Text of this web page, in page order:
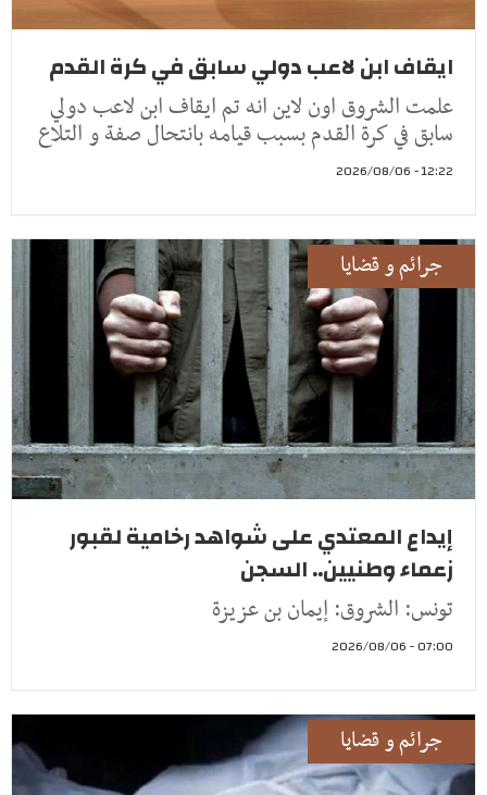
ايقاف ابن لاعب دولي سابق في كرة القدم
علمت الشروق اون لاين انه تم ايقاف ابن لاعب دولي
سابق في كرة القدم بسبب قيامه بانتحال صفة و التلاع
12:22 - 2026/08/06
جرائم و قضايا
إيداع المعتدي على شواهد رخامية لقبور
زعماء وطنيين.. السجن
تونس: الشروق: إيمان بن عزيزة
07:00 - 2026/08/06
جرائم و قضايا